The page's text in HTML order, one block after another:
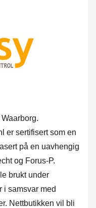
er sertifisert som en
på en uavhengig
og Forus-P.
brukt under
i samsvar med
Nettbutikken vil bli